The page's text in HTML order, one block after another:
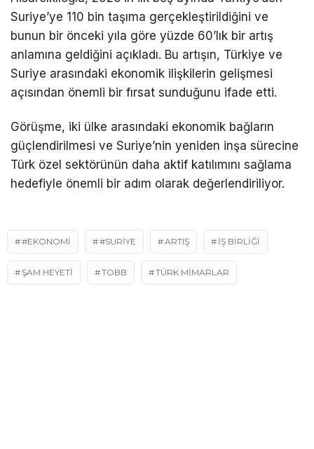
Suriye’ye 110 bin taşıma gerçekleştirildiğini ve
bunun bir önceki yıla göre yüzde 60’lık bir artış
anlamına geldiğini açıkladı. Bu artışın, Türkiye ve
Suriye arasındaki ekonomik ilişkilerin gelişmesi
açısından önemli bir fırsat sunduğunu ifade etti.
Görüşme, iki ülke arasındaki ekonomik bağların
güçlendirilmesi ve Suriye’nin yeniden inşa sürecine
Türk özel sektörünün daha aktif katılımını sağlama
hedefiyle önemli bir adım olarak değerlendiriliyor.
#EKONOMI #SURIYE ARTIŞ İŞ BİRLİĞİ
ŞAM HEYETİ TOBB TÜRK MİMARLAR